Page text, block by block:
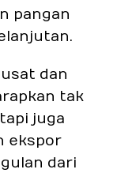
pangan
dan
tak
juga
ekspor
dari